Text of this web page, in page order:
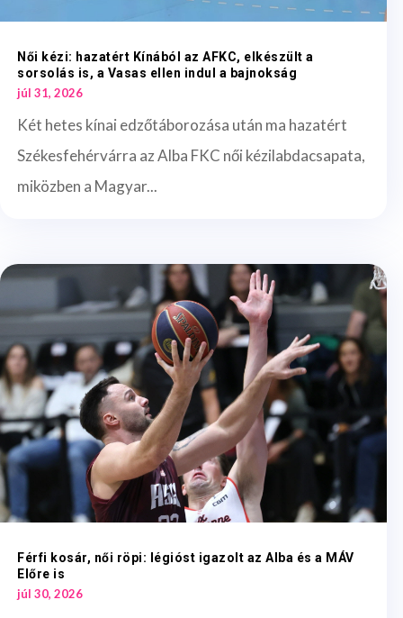
Női kézi: hazatért Kínából az AFKC, elkészült a
sorsolás is, a Vasas ellen indul a bajnokság
júl 31, 2026
Két hetes kínai edzőtáborozása után ma hazatért
Székesfehérvárra az Alba FKC női kézilabdacsapata,
miközben a Magyar...
Férfi kosár, női röpi: légióst igazolt az Alba és a MÁV
Előre is
júl 30, 2026